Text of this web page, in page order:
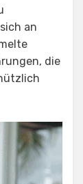
an
die